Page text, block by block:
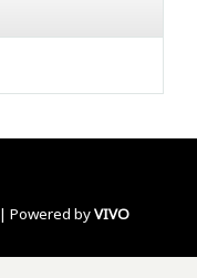
| Powered byVIVO